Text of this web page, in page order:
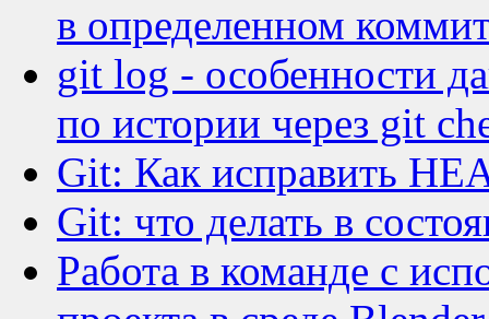
в определенном
git log - особенности
по истории через git
Git: Как исправить
Git: что делать в
Работа в команде с